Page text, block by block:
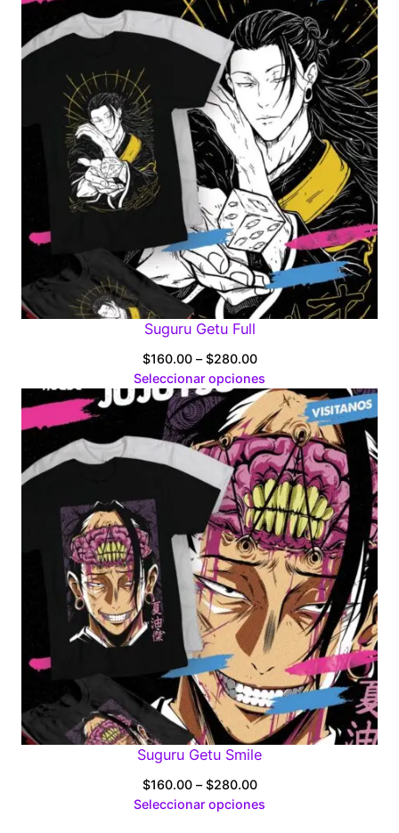
$280.00
Suguru Getu Full
$160.00 – $280.00Price
range:
$160.00
through
$280.00
Seleccionar opciones
Suguru Getu Smile
$160.00 – $280.00Price
range:
Seleccionar opciones